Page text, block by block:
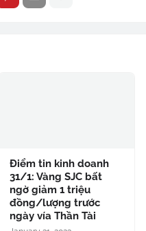
Điểm tin kinh doanh
31/1: Vàng SJC bất
ngờ giảm 1 triệu
đồng/lượng trước
ngày vía Thần Tài